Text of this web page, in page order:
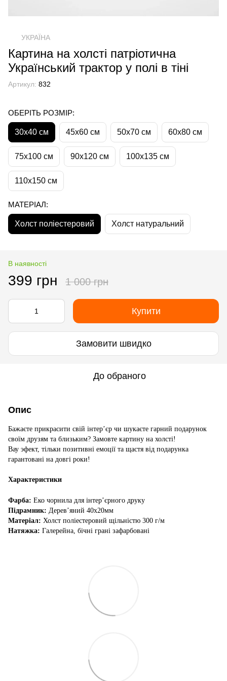
УКРАЇНА
Картина на холсті патріотична
Український трактор у полі в тіні
Артикул: 832
ОБЕРІТЬ РОЗМІР:
30х40 см 45х60 см 50х70 см 60х80 см
75х100 см 90х120 см 100х135 см
110х150 см
МАТЕРІАЛ:
Холст поліестеровий Холст натуральний
В наявності
399 грн 1 000 грн
Купити
Замовити швидко
До обраного
Опис
Бажаєте прикрасити свій інтер’єр чи шукаєте гарний подарунок
своїм друзям та близьким? Замовте картину на холсті!
Вау эфект, тільки позитивні емоції та щастя від подарунка
гарантовані на довгі роки!
Характеристики
Фарба: Еко чорнила для інтер’єрного друку
Підрамник: Дерев’яний 40х20мм
Матеріал: Холст поліестеровий щільністю 300 г/м
Натяжка: Галерейна, бічні грані зафарбовані